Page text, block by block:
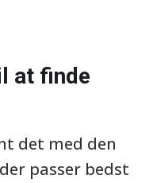
at finde
det med den
passer bedst